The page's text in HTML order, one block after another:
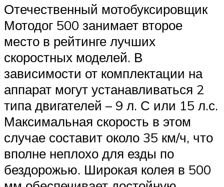
Отечественный мотобуксировщик
Мотодог 500 занимает второе
место в рейтинге лучших
скоростных моделей. В
зависимости от комплектации на
аппарат могут устанавливаться 2
типа двигателей – 9 л. С или 15 л.с.
Максимальная скорость в этом
случае составит около 35 км/ч, что
вполне неплохо для езды по
бездорожью. Широкая колея в 500